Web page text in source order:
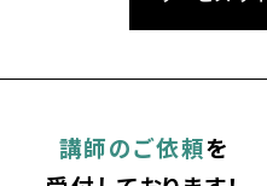
講師のご依頼を